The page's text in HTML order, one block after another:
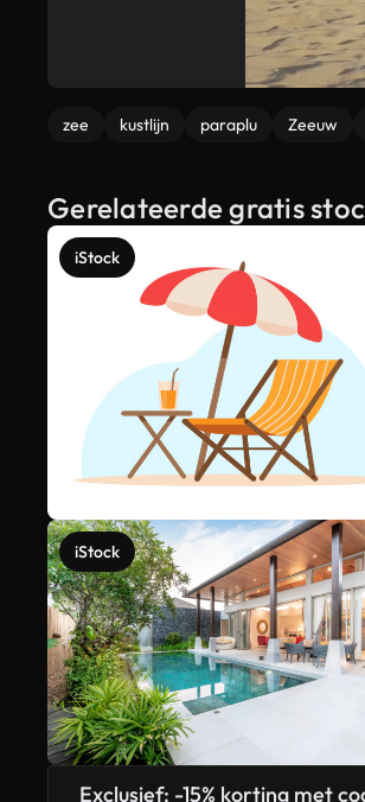
zee kustlijn paraplu Zeeuw
Gerelateerde gratis
iStock
iStock
Exclusief: -15% korting met